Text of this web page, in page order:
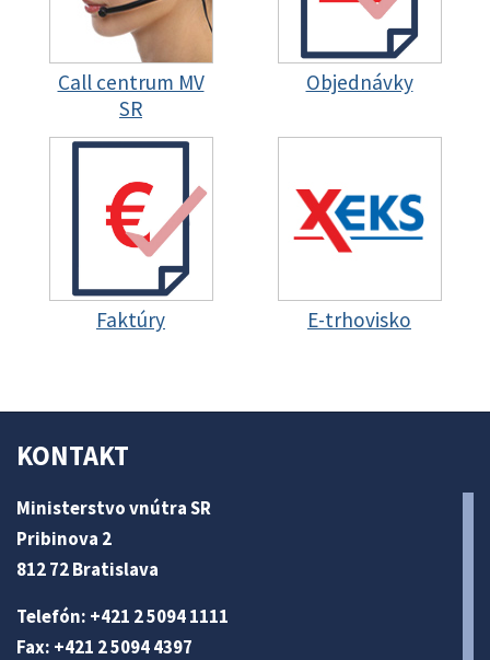
Call centrum MV
SR
Objednávky
Faktúry E-trhovisko
KONTAKT
Ministerstvo vnútra SR
Pribinova 2
812 72 Bratislava
Telefón: +421 2 5094 1111
Fax: +421 2 5094 4397